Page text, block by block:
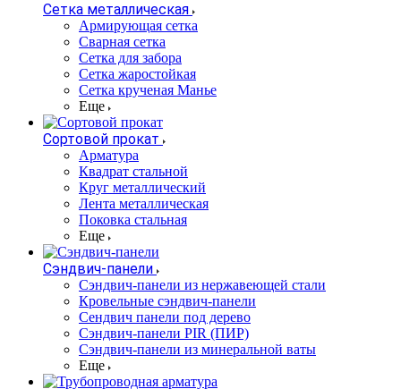
Сетка металлическая
Армирующая сетка
Сварная сетка
Сетка для забора
Сетка жаростойкая
Сетка крученая Манье
Еще
Сортовой прокат
Арматура
Квадрат стальной
Круг металлический
Лента металлическая
Поковка стальная
Еще
Сэндвич-панели
Cэндвич-панели из нержавеющей стали
Кровельные сэндвич-панели
Сендвич панели под дерево
Сэндвич-панели PIR (ПИР)
Сэндвич-панели из минеральной ваты
Еще